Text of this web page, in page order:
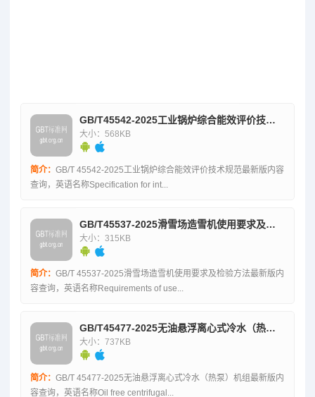
GB/T45542-2025工业锅炉综合能效评价技术规范
大小：568KB
简介： GB/T 45542-2025工业锅炉综合能效评价技术规范最新版内容
查询，英语名称Specification for int...
GB/T45537-2025滑雪场造雪机使用要求及检验方法
大小：315KB
简介： GB/T 45537-2025滑雪场造雪机使用要求及检验方法最新版内
容查询，英语名称Requirements of use...
GB/T45477-2025无油悬浮离心式冷水（热泵）机组
大小：737KB
简介： GB/T 45477-2025无油悬浮离心式冷水（热泵）机组最新版内
容查询，英语名称Oil free centrifugal...